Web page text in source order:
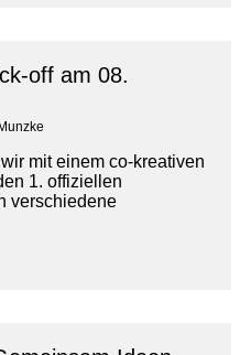
off am 08.
mit einem co-kreativen
1. offiziellen
verschiedene